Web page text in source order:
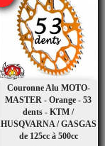
Couronne Alu MOTO-
MASTER - Orange - 53
dents - KTM /
HUSQVARNA / GASGAS
de 125cc à 500cc